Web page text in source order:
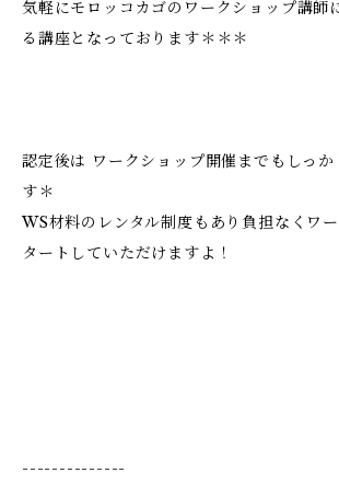
気軽にモロッコカゴのワークショップ講師
る講座となっております＊＊＊
認定後は ワークショップ開催までもしっか
す＊
WS材料のレンタル制度もあり負担なくワ
タートしていただけますよ！
--------------